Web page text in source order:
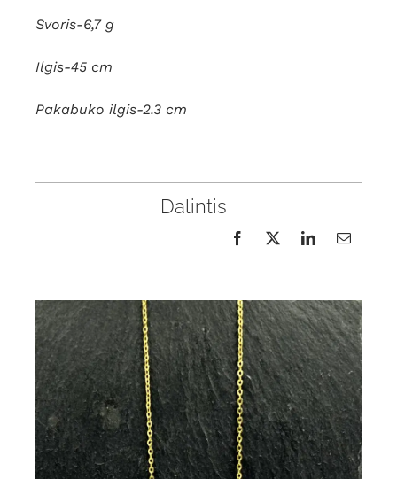
gintaro
su
Svoris-6,7 g
Ilgis-45 cm
Pakabuko ilgis-2.3 cm
Dalintis